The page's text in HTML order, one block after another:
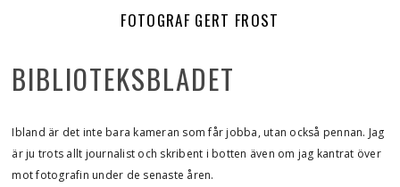
FOTOGRAF GERT FROST
BIBLIOTEKSBLADET
Ibland är det inte bara kameran som får jobba, utan också pennan. Jag
är ju trots allt journalist och skribent i botten även om jag kantrat över
mot fotografin under de senaste åren.